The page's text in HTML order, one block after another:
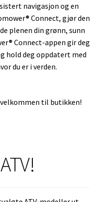
navigasjon og en
Connect, gjør den
plenen din grønn, sunn
Connect-appen gir deg
hold deg oppdatert med
du er i verden.
til butikken!